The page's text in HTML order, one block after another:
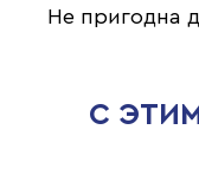
Не пригодна
С